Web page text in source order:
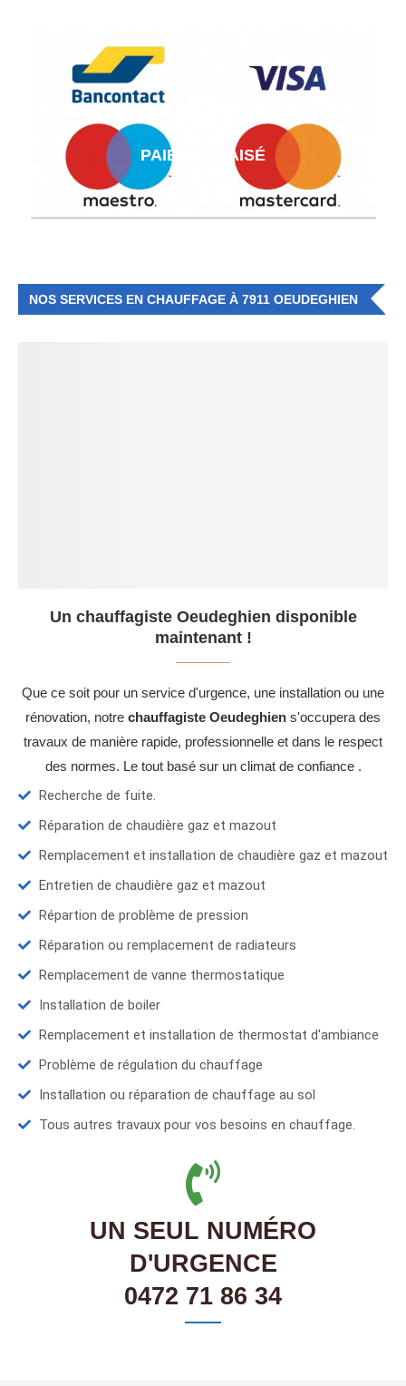
PAIEMENT AISÉ
NOS SERVICES EN CHAUFFAGE À 7911 OEUDEGHIEN
Un chauffagiste Oeudeghien disponible
maintenant !
Que ce soit pour un service d'urgence, une installation ou une
rénovation, notre chauffagiste Oeudeghien s'occupera des
travaux de manière rapide, professionnelle et dans le respect
des normes. Le tout basé sur un climat de confiance .
Recherche de fuite.
Réparation de chaudière gaz et mazout
Remplacement et installation de chaudière gaz et mazout
Entretien de chaudière gaz et mazout
Répartion de problème de pression
Réparation ou remplacement de radiateurs
Remplacement de vanne thermostatique
Installation de boiler
Remplacement et installation de thermostat d'ambiance
Problème de régulation du chauffage
Installation ou réparation de chauffage au sol
Tous autres travaux pour vos besoins en chauffage.
UN SEUL NUMÉRO
D'URGENCE
0472 71 86 34